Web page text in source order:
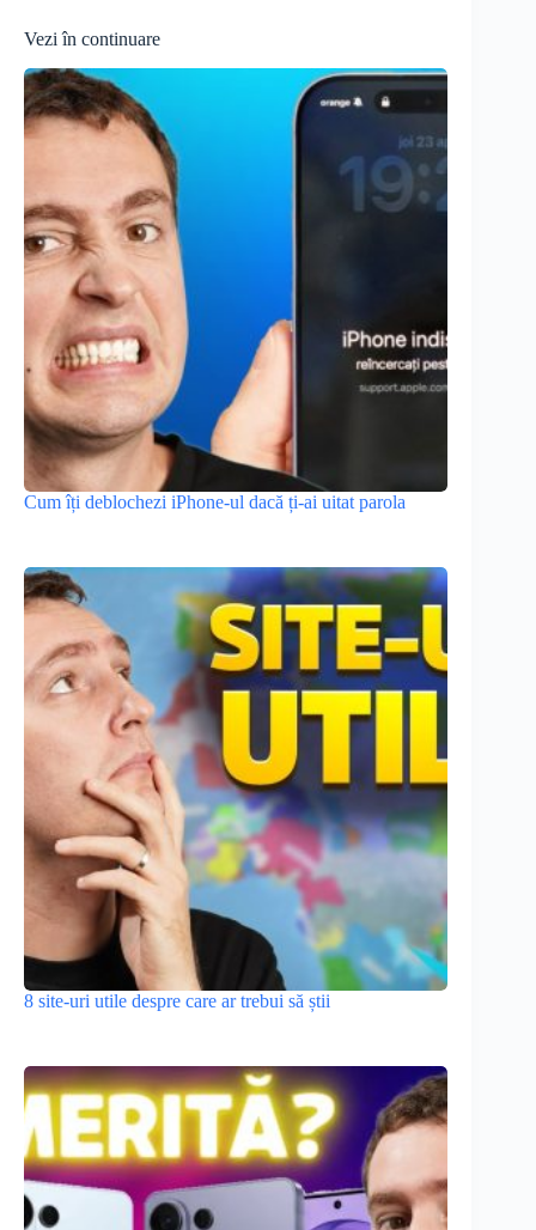
Vezi în continuare
Cum îți deblochezi iPhone-ul dacă ți-ai uitat parola
8 site-uri utile despre care ar trebui să știi